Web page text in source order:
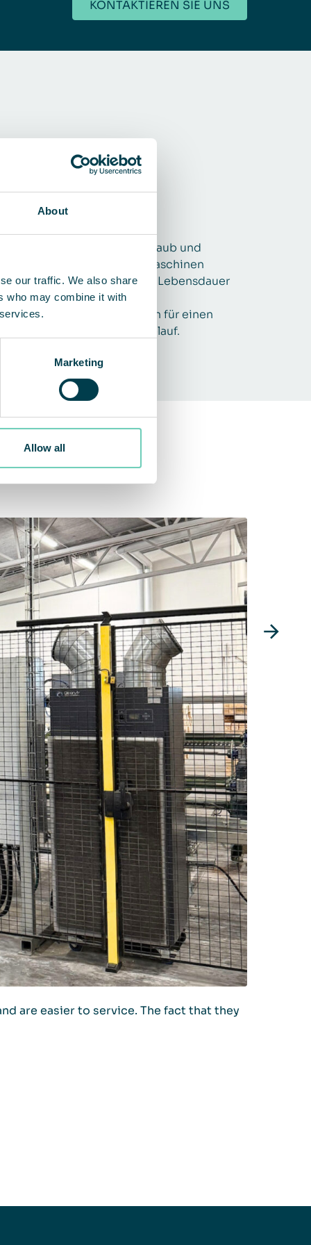
About
our traffic. We also share
who may combine it with
Marketing
Allow all
KONTAKTIEREN SIE UNS
Indem QleanAir-Lösungen Staub und
Verunreinigungen von den Maschinen
verlängern sie die Lebensdauer
Geräte, verringern den
und sorgen für einen
reibungslosen Produktionsablauf.
are easier to service. The fact that they